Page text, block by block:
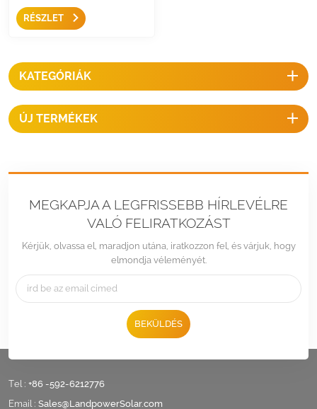
szerkezeteknek, gyors és
egyszerű konstrukciókat
lehetővé.
RÉSZLET
KATEGÓRIÁK
ÚJ TERMÉKEK
MEGKAPJA A LEGFRISSEBB HÍRLEVÉLRE
VALÓ FELIRATKOZÁST
Kérjük, olvassa el, maradjon utána, iratkozzon fel, és várjuk, hogy
elmondja véleményét.
BEKÜLDÉS
Tel : +86 -592-6212776
Email : Sales@LandpowerSolar.com